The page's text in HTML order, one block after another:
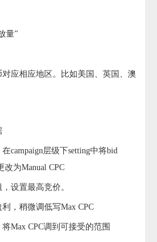
量”
应相应地区。比如美国、英国、澳
campaign层级下setting中将bid
改为Manual CPC
设置最高竞价。
，稍微调低写Max CPC
Max CPC调到可接受的范围